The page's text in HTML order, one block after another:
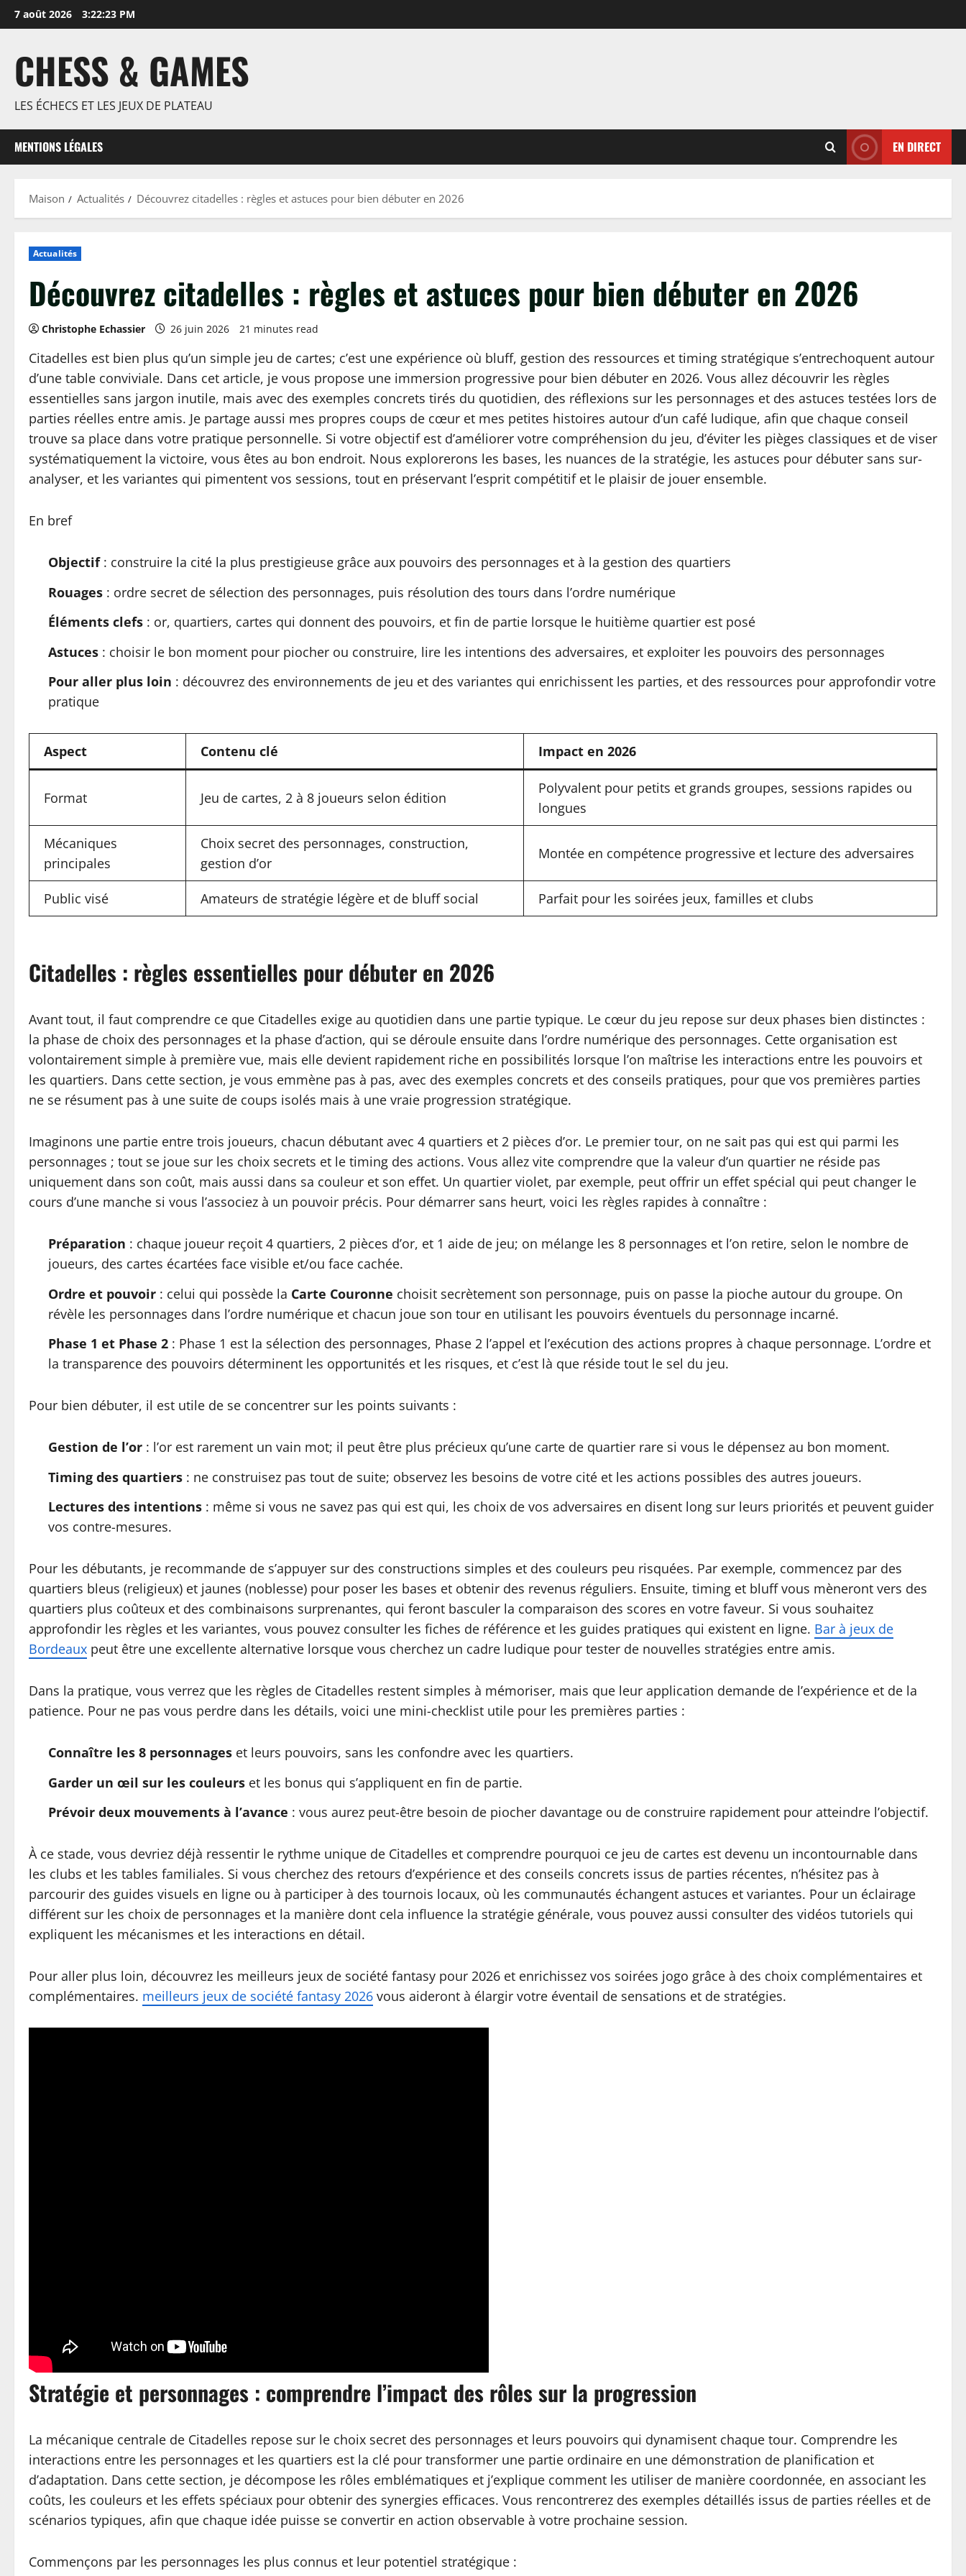
Passer
au
7 août 2026 3:22:24 PM
CHESS & GAMES
LES ÉCHECS ET LES JEUX DE PLATEAU
MENTIONS LÉGALES EN DIRECT
Maison Actualités Découvrez citadelles : règles et astuces pour bien débuter en 2026
Actualités
Découvrez citadelles : règles et astuces pour bien débuter en 2026
Christophe Echassier 26 juin 2026 21 minutes read
Citadelles est bien plus qu’un simple jeu de cartes; c’est une expérience où bluff, gestion des ressources et timing stratégique s’entrechoquent autour
d’une table conviviale. Dans cet article, je vous propose une immersion progressive pour bien débuter en 2026. Vous allez découvrir les règles
essentielles sans jargon inutile, mais avec des exemples concrets tirés du quotidien, des réflexions sur les personnages et des astuces testées lors de
parties réelles entre amis. Je partage aussi mes propres coups de cœur et mes petites histoires autour d’un café ludique, afin que chaque conseil
trouve sa place dans votre pratique personnelle. Si votre objectif est d’améliorer votre compréhension du jeu, d’éviter les pièges classiques et de viser
systématiquement la victoire, vous êtes au bon endroit. Nous explorerons les bases, les nuances de la stratégie, les astuces pour débuter sans sur-
analyser, et les variantes qui pimentent vos sessions, tout en préservant l’esprit compétitif et le plaisir de jouer ensemble.
En bref
Objectif: construire la cité la plus prestigieuse grâce aux pouvoirs des personnages et à la gestion des quartiers
Rouages : ordre secret de sélection des personnages, puis résolution des tours dans l’ordre numérique
Éléments clefs : or, quartiers, cartes qui donnent des pouvoirs, et fin de partie lorsque le huitième quartier est posé
Astuces : choisir le bon moment pour piocher ou construire, lire les intentions des adversaires, et exploiter les pouvoirs des personnages
Pour aller plus loin : découvrez des environnements de jeu et des variantes qui enrichissent les parties, et des ressources pour approfondir votre
pratique
Aspect Contenu clé Impact en 2026
Format Jeu de cartes, 2 à 8 joueurs selon édition
Polyvalent pour petits et grands groupes, sessions rapides ou
longues
Mécaniques
principales
Choix secret des personnages, construction,
gestion d’or
Montée en compétence progressive et lecture des adversaires
Public visé Amateurs de stratégie légère et de bluff social Parfait pour les soirées jeux, familles et clubs
Citadelles : règles essentielles pour débuter en 2026
Avant tout, il faut comprendre ce que Citadelles exige au quotidien dans une partie typique. Le cœur du jeu repose sur deux phases bien distinctes :
la phase de choix des personnages et la phase d’action, qui se déroule ensuite dans l’ordre numérique des personnages. Cette organisation est
volontairement simple à première vue, mais elle devient rapidement riche en possibilités lorsque l’on maîtrise les interactions entre les pouvoirs et
les quartiers. Dans cette section, je vous emmène pas à pas, avec des exemples concrets et des conseils pratiques, pour que vos premières parties
ne se résument pas à une suite de coups isolés mais à une vraie progression stratégique.
Imaginons une partie entre trois joueurs, chacun débutant avec 4 quartiers et 2 pièces d’or. Le premier tour, on ne sait pas qui est qui parmi les
personnages ; tout se joue sur les choix secrets et le timing des actions. Vous allez vite comprendre que la valeur d’un quartier ne réside pas
uniquement dans son coût, mais aussi dans sa couleur et son effet. Un quartier violet, par exemple, peut offrir un effet spécial qui peut changer le
cours d’une manche si vous l’associez à un pouvoir précis. Pour démarrer sans heurt, voici les règles rapides à connaître :
Préparation : chaque joueur reçoit 4 quartiers, 2 pièces d’or, et 1 aide de jeu; on mélange les 8 personnages et l’on retire, selon le nombre de
joueurs, des cartes écartées face visible et/ou face cachée.
Ordre et pouvoir : celui qui possède la Carte Couronne choisit secrètement son personnage, puis on passe la pioche autour du groupe. On
révèle les personnages dans l’ordre numérique et chacun joue son tour en utilisant les pouvoirs éventuels du personnage incarné.
Phase 1 et Phase 2 : Phase 1 est la sélection des personnages, Phase 2 l’appel et l’exécution des actions propres à chaque personnage. L’ordre et
la transparence des pouvoirs déterminent les opportunités et les risques, et c’est là que réside tout le sel du jeu.
Pour bien débuter, il est utile de se concentrer sur les points suivants :
Gestion de l’or : l’or est rarement un vain mot; il peut être plus précieux qu’une carte de quartier rare si vous le dépensez au bon moment.
Timing des quartiers : ne construisez pas tout de suite; observez les besoins de votre cité et les actions possibles des autres joueurs.
Lectures des intentions : même si vous ne savez pas qui est qui, les choix de vos adversaires en disent long sur leurs priorités et peuvent guider
vos contre-mesures.
Pour les débutants, je recommande de s’appuyer sur des constructions simples et des couleurs peu risquées. Par exemple, commencez par des
quartiers bleus (religieux) et jaunes (noblesse) pour poser les bases et obtenir des revenus réguliers. Ensuite, timing et bluff vous mèneront vers des
quartiers plus coûteux et des combinaisons surprenantes, qui feront basculer la comparaison des scores en votre faveur. Si vous souhaitez
approfondir les règles et les variantes, vous pouvez consulter les fiches de référence et les guides pratiques qui existent en ligne. Bar à jeux de
Bordeaux peut être une excellente alternative lorsque vous cherchez un cadre ludique pour tester de nouvelles stratégies entre amis.
Dans la pratique, vous verrez que les règles de Citadelles restent simples à mémoriser, mais que leur application demande de l’expérience et de la
patience. Pour ne pas vous perdre dans les détails, voici une mini-checklist utile pour les premières parties :
Connaître les 8 personnages et leurs pouvoirs, sans les confondre avec les quartiers.
Garder un œil sur les couleurs et les bonus qui s’appliquent en fin de partie.
Prévoir deux mouvements à l’avance : vous aurez peut-être besoin de piocher davantage ou de construire rapidement pour atteindre l’objectif.
À ce stade, vous devriez déjà ressentir le rythme unique de Citadelles et comprendre pourquoi ce jeu de cartes est devenu un incontournable dans
les clubs et les tables familiales. Si vous cherchez des retours d’expérience et des conseils concrets issus de parties récentes, n’hésitez pas à
parcourir des guides visuels en ligne ou à participer à des tournois locaux, où les communautés échangent astuces et variantes. Pour un éclairage
différent sur les choix de personnages et la manière dont cela influence la stratégie générale, vous pouvez aussi consulter des vidéos tutoriels qui
expliquent les mécanismes et les interactions en détail.
Pour aller plus loin, découvrez les meilleurs jeux de société fantasy pour 2026 et enrichissez vos soirées jogo grâce à des choix complémentaires et
complémentaires. meilleurs jeux de société fantasy 2026 vous aideront à élargir votre éventail de sensations et de stratégies.
Stratégie et personnages : comprendre l’impact des rôles sur la progression
La mécanique centrale de Citadelles repose sur le choix secret des personnages et leurs pouvoirs qui dynamisent chaque tour. Comprendre les
interactions entre les personnages et les quartiers est la clé pour transformer une partie ordinaire en une démonstration de planification et
d’adaptation. Dans cette section, je décompose les rôles emblématiques et j’explique comment les utiliser de manière coordonnée, en associant les
coûts, les couleurs et les effets spéciaux pour obtenir des synergies efficaces. Vous rencontrerez des exemples détaillés issus de parties réelles et de
scénarios typiques, afin que chaque idée puisse se convertir en action observable à votre prochaine session.
Commençons par les personnages les plus connus et leur potentiel stratégique :